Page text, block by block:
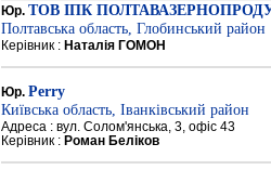
Юр. ТОВ ІПК
Полтавська область, Глобинський район
Керівник : Наталія ГОМОН
Юр. Perry
Київська область, Іванківський район
Адреса : вул. Солом'янська, 3, офіс 43
Керівник : Роман Беліков